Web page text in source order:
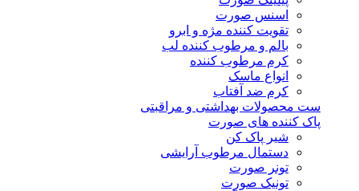
اسنس صورت
تقویت کننده مژه و ابرو
بالم و مرطوب کننده لب
کرم مرطوب کننده
انواع ماسک
کرم ضد آفتاب
ست محصولات بهداشتی و مراقبتی
پاک کننده های صورت
شیر پاک کن
دستمال مرطوب آرایشی
تونر صورت
تونیک صورت